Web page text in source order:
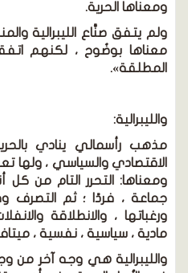
ومعناها الحرية.
ولم يتفق صنَّاع الليبرالية
معناها بوضُوح ، لكنهم
المطلقة».
والليبرالية:
مذهب رأسمالي ينادي
الاقتصادي والسياسي ، ولها
ومعناها: التحرر التام من كل
جماعة ، فردًا ؛ ثم التصرف
ورغباتها ، والانطلاقة
مادية ، سياسية ، نفسية ،
والليبرالية هي وجه آخر من